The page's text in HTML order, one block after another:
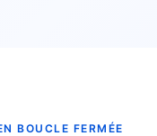
BOUCLE FERMÉE